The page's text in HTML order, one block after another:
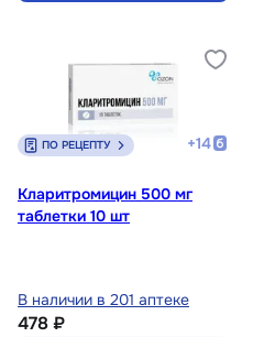
ПО РЕЦЕПТУ +14
Кларитромицин 500 мг
таблетки 10 шт
В наличии в 201 аптеке
478 ₽